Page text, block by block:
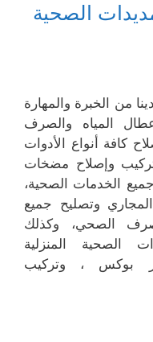
الصحية
من الخبرة والمهارة
المياه والصرف
كافة أنواع الأدوات
وإصلاح مضخات
الخدمات الصحية،
وتصليح جميع
الصحي، وكذلك
الصحية المنزلية
بوكس ، وتركيب